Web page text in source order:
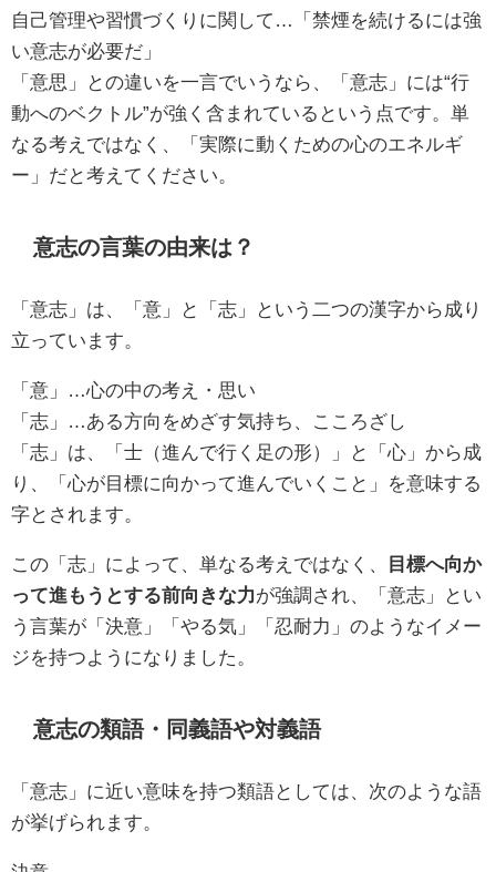
自己管理や習慣づくりに関して…「禁煙を続けるには強
い意志が必要だ」
「意思」との違いを一言でいうなら、「意志」には“行
動へのベクトル”が強く含まれているという点です。単
なる考えではなく、「実際に動くための心のエネルギ
ー」だと考えてください。
意志の言葉の由来は？
「意志」は、「意」と「志」という二つの漢字から成り
立っています。
「意」…心の中の考え・思い
「志」…ある方向をめざす気持ち、こころざし
「志」は、「士（進んで行く足の形）」と「心」から成
り、「心が目標に向かって進んでいくこと」を意味する
字とされます。
この「志」によって、単なる考えではなく、
目標へ向か
って進もうとする前向きな力が強調され、「意志」とい
う言葉が「決意」「やる気」「忍耐力」のようなイメー
ジを持つようになりました。
意志の類語・同義語や対義語
「意志」に近い意味を持つ類語としては、次のような語
が挙げられます。